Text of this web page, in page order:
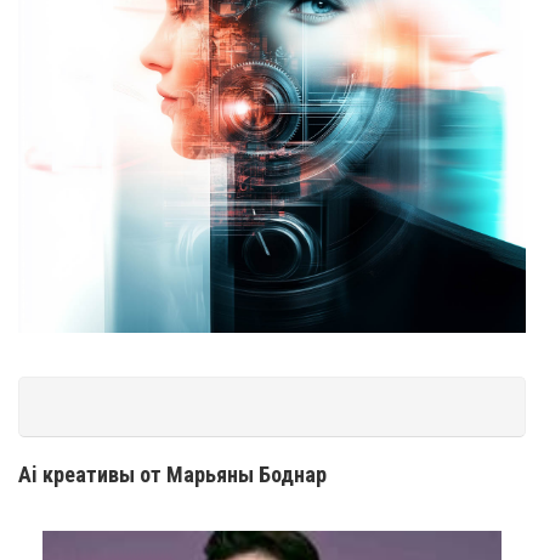
Ai креативы от Марьяны Боднар